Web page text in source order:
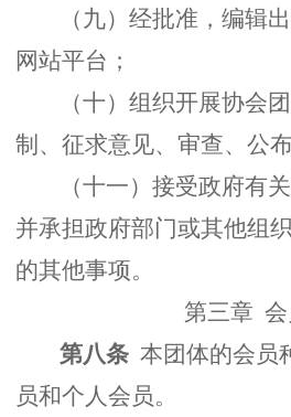
（九）经批准，编辑
网站平台；
（十）组织开展协会
制、征求意见、审查、公
（十一）接受政府有
并承担政府部门或其他组
的其他事项。
第三章 会
第八条 本团体的会员
员和个人会员。